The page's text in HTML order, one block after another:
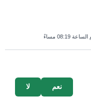
لا نعم